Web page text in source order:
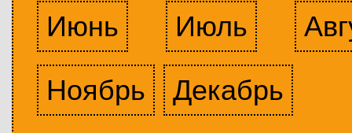
Июнь
Июль
Ноябрь
Декабрь